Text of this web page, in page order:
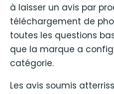
à laisser un avis par
téléchargement de
toutes les questions
que la marque a
catégorie.
Les avis soumis